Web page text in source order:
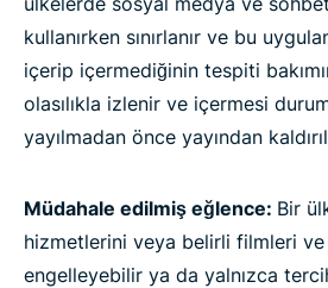
kullanırken sınırlanır ve bu
içerip içermediğinin tespiti
olasılıkla izlenir ve içermesi
yayılmadan önce yayından
Müdahale edilmiş eğlence: Bir
hizmetlerini veya belirli filmleri ve
engelleyebilir ya da yalnızca